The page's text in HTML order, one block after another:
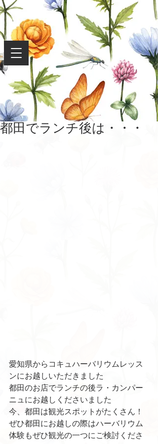
都田でランチ後は・・・
愛知県からコキュハーバリウムレッス
ンにお越しいただきました
都田のお店でランチの後ラ・カンパー
ニュにお越しくださいました
今、都田は観光スポットがたくさん！
ぜひ都田にお越しの際はハーバリウム
体験もぜひ観光の一つにご検討くださ